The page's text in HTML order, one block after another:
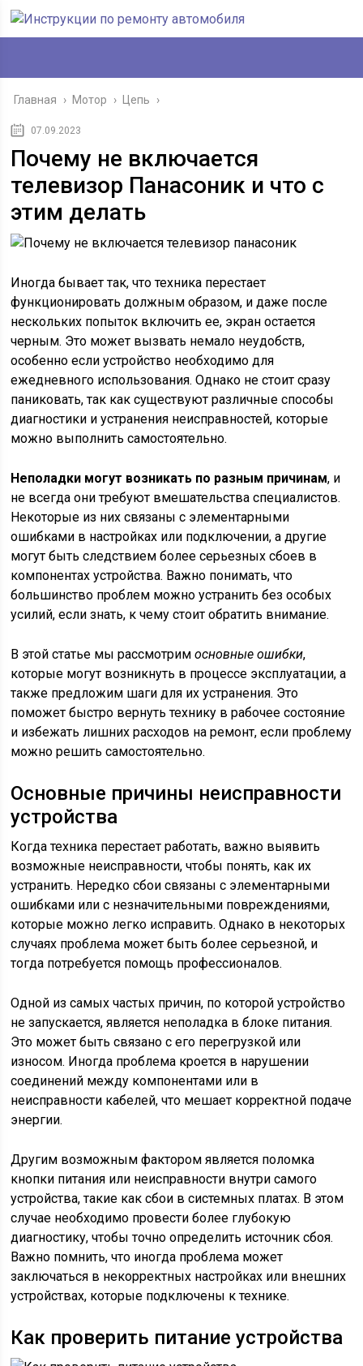
Главная › Мотор › Цепь ›
07.09.2023
Почему не включается
телевизор Панасоник и что с
этим делать
Иногда бывает так, что техника перестает
функционировать должным образом, и даже после
нескольких попыток включить ее, экран остается
черным. Это может вызвать немало неудобств,
особенно если устройство необходимо для
ежедневного использования. Однако не стоит сразу
паниковать, так как существуют различные способы
диагностики и устранения неисправностей, которые
можно выполнить самостоятельно.
Неполадки могут возникать по разным причинам, и
не всегда они требуют вмешательства специалистов.
Некоторые из них связаны с элементарными
ошибками в настройках или подключении, а другие
могут быть следствием более серьезных сбоев в
компонентах устройства. Важно понимать, что
большинство проблем можно устранить без особых
усилий, если знать, к чему стоит обратить внимание.
В этой статье мы рассмотримосновные ошибки,
которые могут возникнуть в процессе эксплуатации, а
также предложим шаги для их устранения. Это
поможет быстро вернуть технику в рабочее состояние
и избежать лишних расходов на ремонт, если проблему
можно решить самостоятельно.
Основные причины неисправности
устройства
Когда техника перестает работать, важно выявить
возможные неисправности, чтобы понять, как их
устранить. Нередко сбои связаны с элементарными
ошибками или с незначительными повреждениями,
которые можно легко исправить. Однако в некоторых
случаях проблема может быть более серьезной, и
тогда потребуется помощь профессионалов.
Одной из самых частых причин, по которой устройство
не запускается, является неполадка в блоке питания.
Это может быть связано с его перегрузкой или
износом. Иногда проблема кроется в нарушении
соединений между компонентами или в
неисправности кабелей, что мешает корректной подаче
энергии.
Другим возможным фактором является поломка
кнопки питания или неисправности внутри самого
устройства, такие как сбои в системных платах. В этом
случае необходимо провести более глубокую
диагностику, чтобы точно определить источник сбоя.
Важно помнить, что иногда проблема может
заключаться в некорректных настройках или внешних
устройствах, которые подключены к технике.
Как проверить питание устройства